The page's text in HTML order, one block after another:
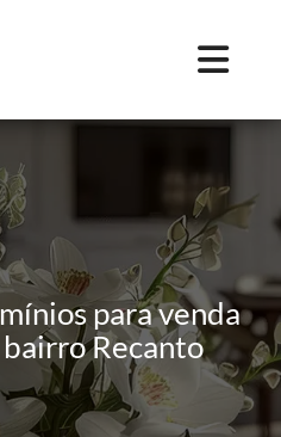
para venda
Recanto